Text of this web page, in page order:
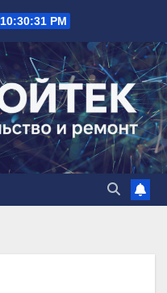
10:30:31 PM